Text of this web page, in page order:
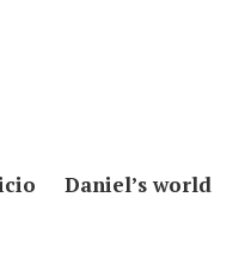
Daniel’s world